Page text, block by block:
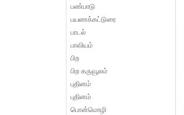
பண்பாடு
பயணக்கட்டுரை
பாடல்
பாவியம்
பிற
பிற கருவூலம்
புதினம்
புதினம்
பொன்மொழி